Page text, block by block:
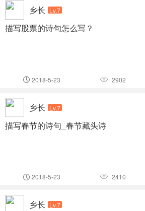
乡长 Lv.7
描写股票的诗句怎么写？
 2018-5-23  2902
乡长 Lv.7
描写春节的诗句_春节藏头诗
 2018-5-23  2410
乡长 Lv.7